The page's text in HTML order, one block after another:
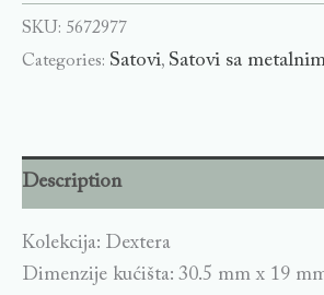
SKU: 5672977
Categories: Satovi, Satovi sa
Description
Kolekcija: Dextera
Dimenzije kućišta: 30.5 mm x 19